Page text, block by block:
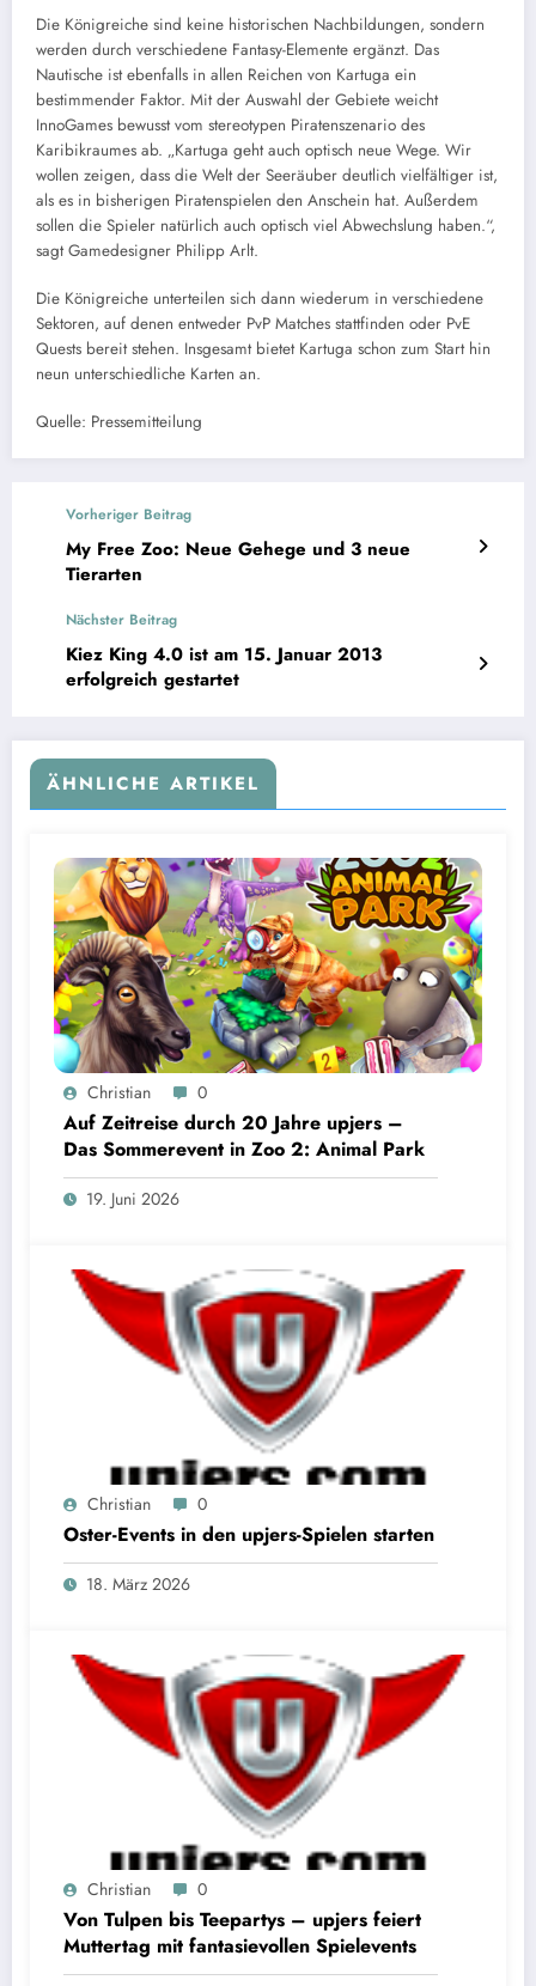
Die Königreiche sind keine historischen Nachbildungen, sondern
werden durch verschiedene Fantasy-Elemente ergänzt. Das
Nautische ist ebenfalls in allen Reichen von Kartuga ein
bestimmender Faktor. Mit der Auswahl der Gebiete weicht
InnoGames bewusst vom stereotypen Piratenszenario des
Karibikraumes ab. „Kartuga geht auch optisch neue Wege. Wir
wollen zeigen, dass die Welt der Seeräuber deutlich vielfältiger ist,
als es in bisherigen Piratenspielen den Anschein hat. Außerdem
sollen die Spieler natürlich auch optisch viel Abwechslung haben.“,
sagt Gamedesigner Philipp Arlt.
Die Königreiche unterteilen sich dann wiederum in verschiedene
Sektoren, auf denen entweder PvP Matches stattfinden oder PvE
Quests bereit stehen. Insgesamt bietet Kartuga schon zum Start hin
neun unterschiedliche Karten an.
Quelle: Pressemitteilung
Vorheriger Beitrag
My Free Zoo: Neue Gehege und 3 neue
Tierarten
Nächster Beitrag
Kiez King 4.0 ist am 15. Januar 2013
erfolgreich gestartet
ÄHNLICHE ARTIKEL
Christian 0
Auf Zeitreise durch 20 Jahre upjers –
Das Sommerevent in Zoo 2: Animal Park
19. Juni 2026
Christian 0
Oster-Events in den upjers-Spielen starten
18. März 2026
Christian 0
Von Tulpen bis Teepartys – upjers feiert
Muttertag mit fantasievollen Spielevents